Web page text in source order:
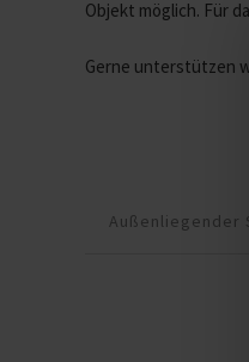
Objekt möglich. Für
Gerne unterstützen
Außenliegender